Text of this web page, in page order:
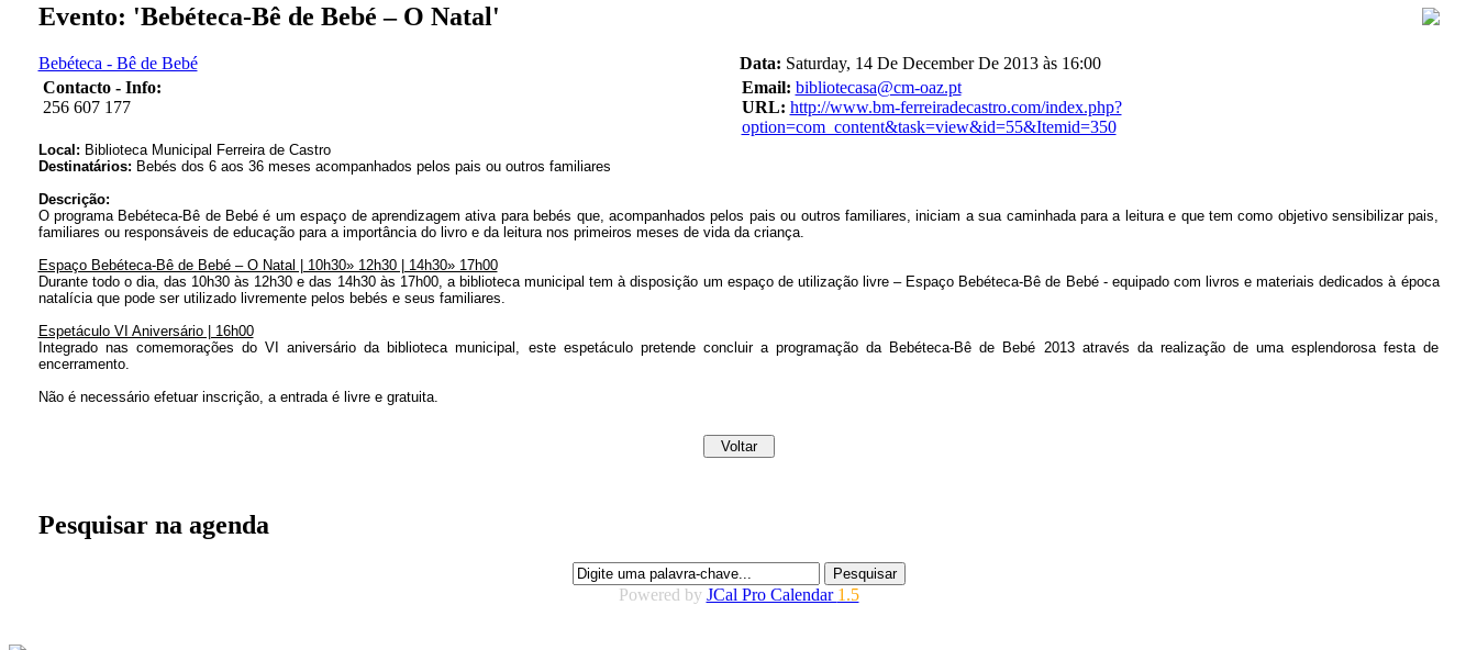
Evento: 'Bebéteca-Bê de Bebé – O Natal'
Bebéteca - Bê de Bebé Data: Saturday, 14 De December De 2013 às 16:00
Contacto - Info:
256 607 177
Email: bibliotecasa@cm-oaz.pt
URL: http://www.bm-ferreiradecastro.com/index.php?
option=com_content&task=view&id=55&Itemid=350
Local: Biblioteca Municipal Ferreira de Castro
Destinatários: Bebés dos 6 aos 36 meses acompanhados pelos pais ou outros familiares
Descrição:
O programa Bebéteca-Bê de Bebé é um espaço de aprendizagem ativa para bebés que, acompanhados pelos pais ou outros familiares, iniciam a sua caminhada para a leitura e que tem como objetivo sensibilizar pais,
familiares ou responsáveis de educação para a importância do livro e da leitura nos primeiros meses de vida da criança.
Espaço Bebéteca-Bê de Bebé – O Natal | 10h30» 12h30 | 14h30» 17h00
Durante todo o dia, das 10h30 às 12h30 e das 14h30 às 17h00, a biblioteca municipal tem à disposição um espaço de utilização livre – Espaço Bebéteca-Bê de Bebé - equipado com livros e materiais dedicados à época
natalícia que pode ser utilizado livremente pelos bebés e seus familiares.
Espetáculo VI Aniversário | 16h00
Integrado nas comemorações do VI aniversário da biblioteca municipal, este espetáculo pretende concluir a programação da Bebéteca-Bê de Bebé 2013 através da realização de uma esplendorosa festa de
encerramento.
Não é necessário efetuar inscrição, a entrada é livre e gratuita.
Pesquisar na agenda
Powered by JCal Pro Calendar 1.5